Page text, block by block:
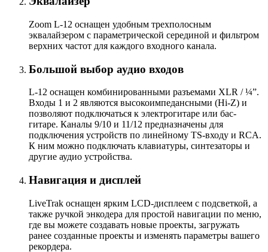
Zoom L-12 оснащен удобным трехполосным
эквалайзером с параметрической серединой и фильтром
верхних частот для каждого входного канала.
Большой выбор аудио входов
L-12 оснащен комбинированными разъемами XLR / ¼”.
Входы 1 и 2 являются высокоимпедансными (Hi-Z) и
позволяют подключаться к электрогитаре или бас-
гитаре. Каналы 9/10 и 11/12 предназначены для
подключения устройств по линейному TS-входу и RCA.
К ним можно подключать клавиатуры, синтезаторы и
другие аудио устройства.
Навигация и дисплей
LiveTrak оснащен ярким LCD-дисплеем с подсветкой, а
также ручкой энкодера для простой навигации по меню,
где вы можете создавать новые проекты, загружать
ранее созданные проекты и изменять параметры вашего
рекордера.